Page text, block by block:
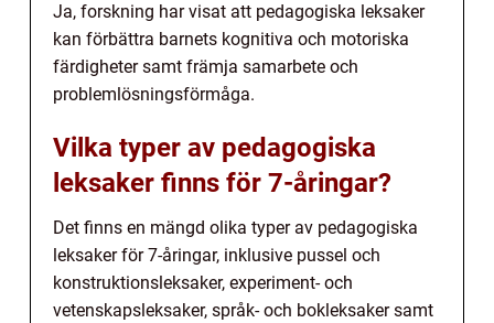
Ja, forskning har visat att pedagogiska leksaker
kan förbättra barnets kognitiva och motoriska
färdigheter samt främja samarbete och
problemlösningsförmåga.
Vilka typer av pedagogiska
leksaker finns för 7-åringar?
Det finns en mängd olika typer av pedagogiska
leksaker för 7-åringar, inklusive pussel och
konstruktionsleksaker, experiment- och
vetenskapsleksaker, språk- och bokleksaker samt